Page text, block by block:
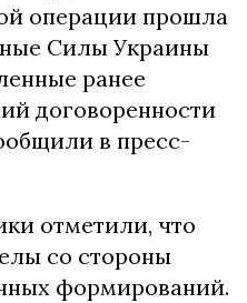
операции прошла
Силы Украины
ранее
договоренности
в пресс-
отметили, что
со стороны
формирований.